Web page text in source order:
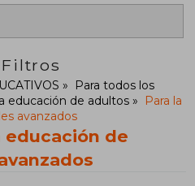
Para todos los
educación de adultos
Para la
avanzados
educación de